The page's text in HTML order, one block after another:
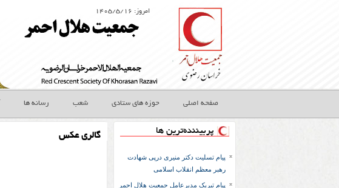
امروز: ۱۴۰۵/۵/۱۶
صفحه اصلی حوزه های ستادی شعب رسانه ها
پربیننده‌ترین ها
پیام تسلیت دکتر منیری درپی شهادت
رهبر معظم انقلاب اسلامی
پیام تبریک مدیرعامل جمعیت هلال احمر
گالری عکس